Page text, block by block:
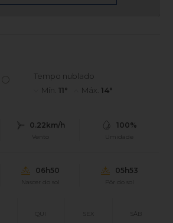
Tempo nublado
Mín. 11° Máx. 14°
0.22km/h
Vento
100%
Umidade
06h50
Nascer do sol
05h53
Pôr do sol
SEX SÁB